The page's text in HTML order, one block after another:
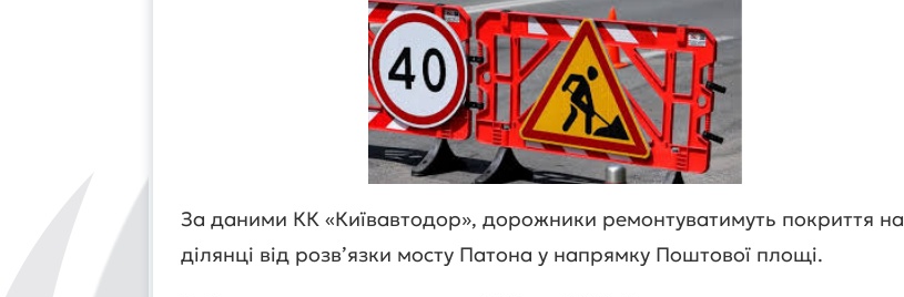
За даними КК «Київавтодор», дорожники ремонтуватимуть покриття на
ділянці від розв’язки мосту Патона у напрямку Поштової площі.